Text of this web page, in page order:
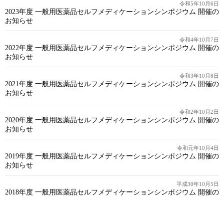
令和5年10月6日
2023年度 一般用医薬品セルフメディケーションシンポジウム 開催の
お知らせ
令和4年10月7日
2022年度 一般用医薬品セルフメディケーションシンポジウム 開催の
お知らせ
令和3年10月8日
2021年度 一般用医薬品セルフメディケーションシンポジウム 開催の
お知らせ
令和2年10月2日
2020年度 一般用医薬品セルフメディケーションシンポジウム 開催の
お知らせ
令和元年10月4日
2019年度 一般用医薬品セルフメディケーションシンポジウム 開催の
お知らせ
平成30年10月5日
2018年度 一般用医薬品セルフメディケーションシンポジウム 開催の